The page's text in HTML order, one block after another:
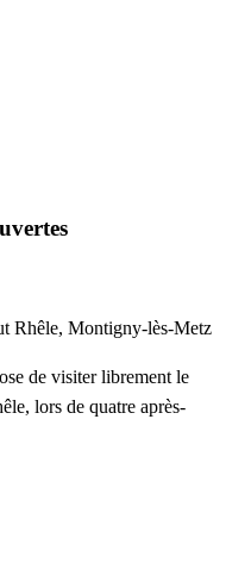
Rhêle, Montigny-lès-Metz
de visiter librement le
lors de quatre après-